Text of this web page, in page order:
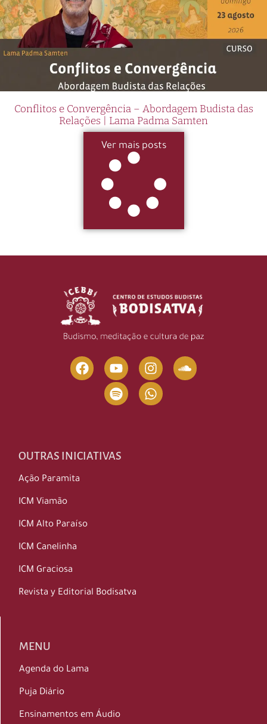
Conflitos e Convergência – Abordagem Budista das
Relações | Lama Padma Samten
Ver mais posts
OUTRAS INICIATIVAS
Ação Paramita
ICM Viamão
ICM Alto Paraíso
ICM Canelinha
ICM Graciosa
Revista y Editorial Bodisatva
MENU
Agenda do Lama
Puja Diário
Ensinamentos em Áudio